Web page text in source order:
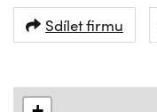
Sdílet firmu